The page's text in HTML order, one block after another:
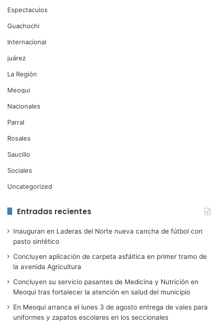
Espectaculos
Guachochi
Internacional
juárez
La Región
Meoqui
Nacionales
Parral
Rosales
Saucillo
Sociales
Uncategorized
Entradas recientes
Inauguran en Laderas del Norte nueva cancha de fútbol con
pasto sintético
Concluyen aplicación de carpeta asfáltica en primer tramo de
la avenida Agricultura
Concluyen su servicio pasantes de Medicina y Nutrición en
Meoqui tras fortalecer la atención en salud del municipio
En Meoqui arranca el lunes 3 de agosto entrega de vales para
uniformes y zapatos escolares en los seccionales